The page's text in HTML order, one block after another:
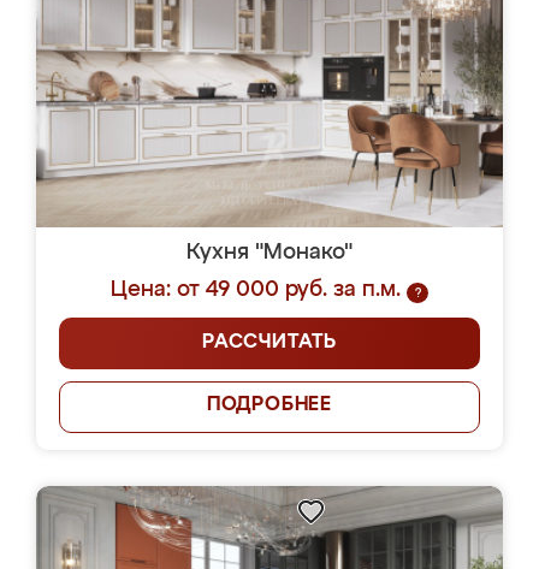
Кухня "Монако"
Цена: от 49 000 руб. за п.м.
?
РАССЧИТАТЬ
ПОДРОБНЕЕ